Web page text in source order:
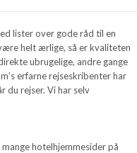
lister over gode råd til en
helt ærlige, så er kvaliteten
ubrugelige, andre gange
erfarne rejseskribenter har
du rejser. Vi har selv
hotelhjemmesider på